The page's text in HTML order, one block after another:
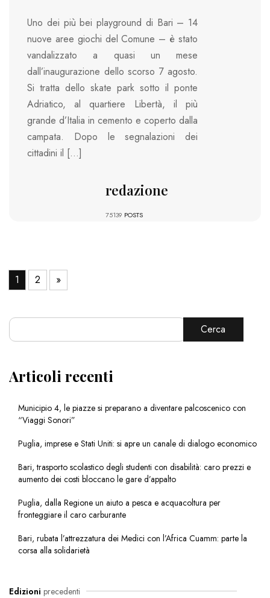
Uno dei più bei playground di Bari – 14
nuove aree giochi del Comune – è stato
vandalizzato a quasi un mese
dall’inaugurazione dello scorso 7 agosto.
Si tratta dello skate park sotto il ponte
Adriatico, al quartiere Libertà, il più
grande d’Italia in cemento e coperto dalla
campata. Dopo le segnalazioni dei
cittadini il […]
redazione
75139 POSTS
1 2 »
Cerca
Articoli recenti
Municipio 4, le piazze si preparano a diventare palcoscenico con
“Viaggi Sonori”
Puglia, imprese e Stati Uniti: si apre un canale di dialogo economico
Bari, trasporto scolastico degli studenti con disabilità: caro prezzi e
aumento dei costi bloccano le gare d’appalto
Puglia, dalla Regione un aiuto a pesca e acquacoltura per
fronteggiare il caro carburante
Bari, rubata l’attrezzatura dei Medici con l’Africa Cuamm: parte la
corsa alla solidarietà
Edizioni precedenti